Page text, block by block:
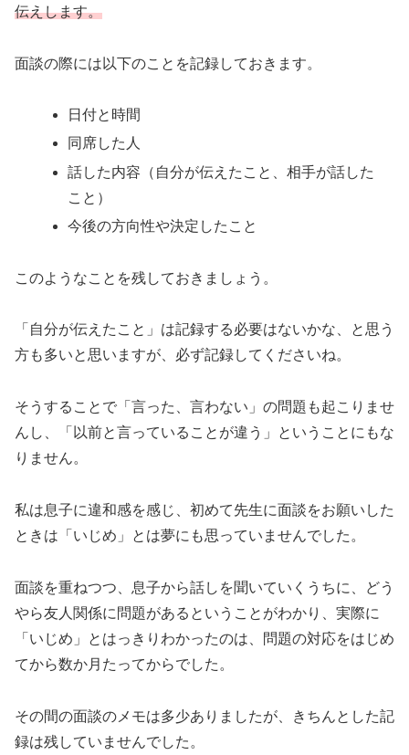
伝えします。
面談の際には以下のことを記録しておきます。
日付と時間
同席した人
話した内容（自分が伝えたこと、相手が話した
こと）
今後の方向性や決定したこと
このようなことを残しておきましょう。
「自分が伝えたこと」は記録する必要はないかな、と思う
方も多いと思いますが、必ず記録してくださいね。
そうすることで「言った、言わない」の問題も起こりませ
んし、「以前と言っていることが違う」ということにもな
りません。
私は息子に違和感を感じ、初めて先生に面談をお願いした
ときは「いじめ」とは夢にも思っていませんでした。
面談を重ねつつ、息子から話しを聞いていくうちに、どう
やら友人関係に問題があるということがわかり、実際に
「いじめ」とはっきりわかったのは、問題の対応をはじめ
てから数か月たってからでした。
その間の面談のメモは多少ありましたが、きちんとした記
録は残していませんでした。